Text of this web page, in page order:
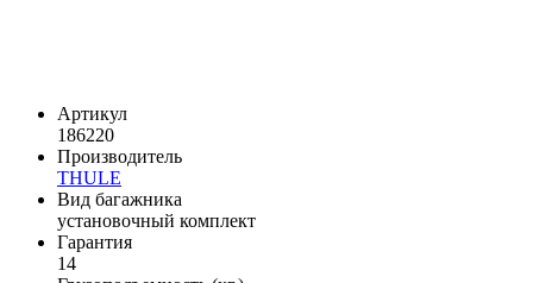
Артикул
186220
Производитель
THULE
Вид багажника
установочный комплект
Гарантия
14